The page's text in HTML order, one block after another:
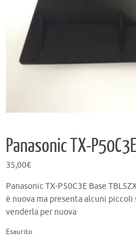
Panasonic TX-
35,00€
Panasonic TX-P50C3E Base
è nuova ma presenta alcuni
venderla per nuova
Esaurito